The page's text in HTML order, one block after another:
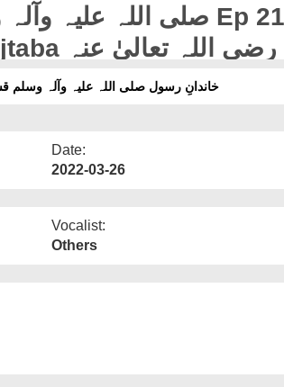
Hazrat Imam Hassan Mujtaba رضی اللہ تعالیٰ عنہ
خاندانِ رسول صلی اللہ علیہ وآلہ وسلم قسط 21 - حضرت امام حسن مجتبیٰ رضی اللہ
Date:
2022-03-26
Vocalist:
Others